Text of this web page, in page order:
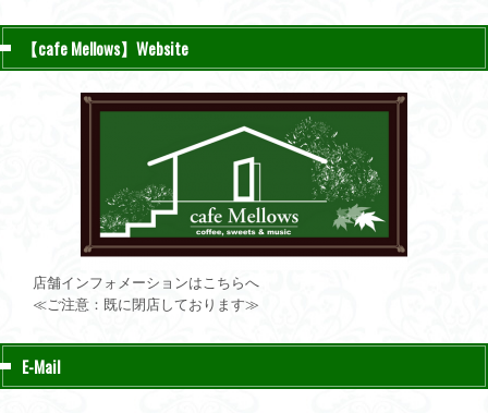
【cafe Mellows】Website
店舗インフォメーションはこちらへ
≪ご注意：既に閉店しております≫
E-Mail